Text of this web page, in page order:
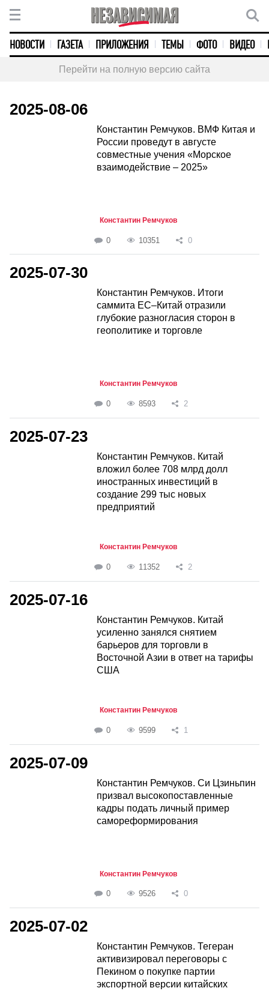
НОВОСТИ ГАЗЕТА ПРИЛОЖЕНИЯ ТЕМЫ ФОТО ВИДЕО
Перейти на полную версию сайта
2025-08-06
Константин Ремчуков. ВМФ Китая и
России проведут в августе
совместные учения «Морское
взаимодействие – 2025»
Константин Ремчуков
0 10351 0
2025-07-30
Константин Ремчуков. Итоги
саммита ЕС–Китай отразили
глубокие разногласия сторон в
геополитике и торговле
Константин Ремчуков
0 8593 2
2025-07-23
Константин Ремчуков. Китай
вложил более 708 млрд долл
иностранных инвестиций в
создание 299 тыс новых
предприятий
Константин Ремчуков
0 11352 2
2025-07-16
Константин Ремчуков. Китай
усиленно занялся снятием
барьеров для торговли в
Восточной Азии в ответ на тарифы
США
Константин Ремчуков
0 9599 1
2025-07-09
Константин Ремчуков. Си Цзиньпин
призвал высокопоставленные
кадры подать личный пример
самореформирования
Константин Ремчуков
0 9526 0
2025-07-02
Константин Ремчуков. Тегеран
активизировал переговоры с
Пекином о покупке партии
экспортной версии китайских